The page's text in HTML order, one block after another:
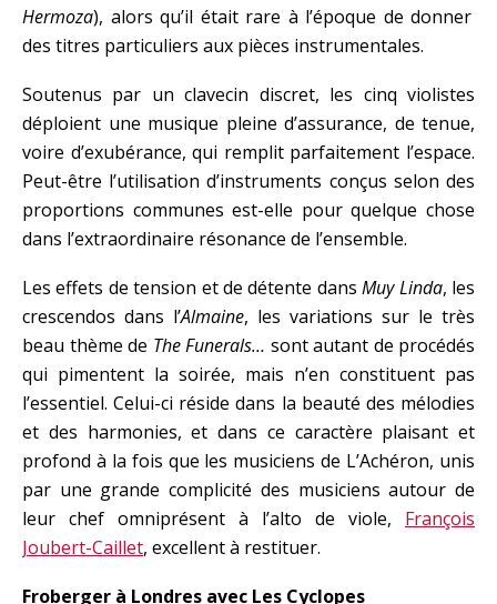
Hermoza), alors qu’il était rare à l’époque de donner
des titres particuliers aux pièces instrumentales.
Soutenus par un clavecin discret, les cinq violistes
déploient une musique pleine d’assurance, de tenue,
voire d’exubérance, qui remplit parfaitement l’espace.
Peut-être l’utilisation d’instruments conçus selon des
proportions communes est-elle pour quelque chose
dans l’extraordinaire résonance de l’ensemble.
Les effets de tension et de détente dansMuy Linda, les
crescendos dans l’Almaine, les variations sur le très
beau thème de The Funerals… sont autant de procédés
qui pimentent la soirée, mais n’en constituent pas
l’essentiel. Celui-ci réside dans la beauté des mélodies
et des harmonies, et dans ce caractère plaisant et
profond à la fois que les musiciens de L’Achéron, unis
par une grande complicité des musiciens autour de
leur chef omniprésent à l’alto de viole, François
Joubert-Caillet, excellent à restituer.
Froberger à Londres avec Les Cyclopes